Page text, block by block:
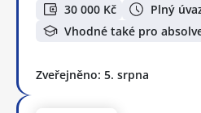
30 000 Kč
Plný
Vhodné také pro
Zveřejněno: 5. srpna